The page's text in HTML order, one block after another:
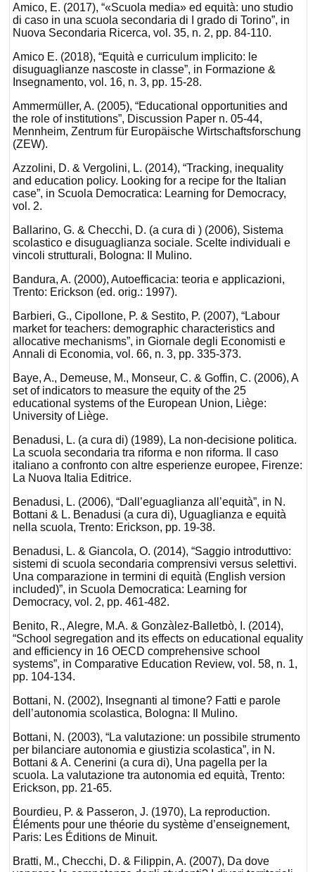
Amico, E. (2017), “«Scuola media» ed equità: uno studio
di caso in una scuola secondaria di I grado di Torino”, in
Nuova Secondaria Ricerca, vol. 35, n. 2, pp. 84-110.
Amico E. (2018), “Equità e curriculum implicito: le
disuguaglianze nascoste in classe”, in Formazione &
Insegnamento, vol. 16, n. 3, pp. 15-28.
Ammermüller, A. (2005), “Educational opportunities and
the role of institutions”, Discussion Paper n. 05-44,
Mennheim, Zentrum für Europäische Wirtschaftsforschung
(ZEW).
Azzolini, D. & Vergolini, L. (2014), “Tracking, inequality
and education policy. Looking for a recipe for the Italian
case”, in Scuola Democratica: Learning for Democracy,
vol. 2.
Ballarino, G. & Checchi, D. (a cura di ) (2006), Sistema
scolastico e disuguaglianza sociale. Scelte individuali e
vincoli strutturali, Bologna: Il Mulino.
Bandura, A. (2000), Autoefficacia: teoria e applicazioni,
Trento: Erickson (ed. orig.: 1997).
Barbieri, G., Cipollone, P. & Sestito, P. (2007), “Labour
market for teachers: demographic characteristics and
allocative mechanisms”, in Giornale degli Economisti e
Annali di Economia, vol. 66, n. 3, pp. 335-373.
Baye, A., Demeuse, M., Monseur, C. & Goffin, C. (2006), A
set of indicators to measure the equity of the 25
educational systems of the European Union, Liège:
University of Liège.
Benadusi, L. (a cura di) (1989), La non-decisione politica.
La scuola secondaria tra riforma e non riforma. Il caso
italiano a confronto con altre esperienze europee, Firenze:
La Nuova Italia Editrice.
Benadusi, L. (2006), “Dall’eguaglianza all’equità”, in N.
Bottani & L. Benadusi (a cura di), Uguaglianza e equità
nella scuola, Trento: Erickson, pp. 19-38.
Benadusi, L. & Giancola, O. (2014), “Saggio introduttivo:
sistemi di scuola secondaria comprensivi versus selettivi.
Una comparazione in termini di equità (English version
included)”, in Scuola Democratica: Learning for
Democracy, vol. 2, pp. 461-482.
Benito, R., Alegre, M.A. & Gonzàlez-Balletbò, I. (2014),
“School segregation and its effects on educational equality
and efficiency in 16 OECD comprehensive school
systems”, in Comparative Education Review, vol. 58, n. 1,
pp. 104-134.
Bottani, N. (2002), Insegnanti al timone? Fatti e parole
dell’autonomia scolastica, Bologna: Il Mulino.
Bottani, N. (2003), “La valutazione: un possibile strumento
per bilanciare autonomia e giustizia scolastica”, in N.
Bottani & A. Cenerini (a cura di), Una pagella per la
scuola. La valutazione tra autonomia ed equità, Trento:
Erickson, pp. 21-65.
Bourdieu, P. & Passeron, J. (1970), La reproduction.
Éléments pour une théorie du système d’enseignement,
Paris: Les Éditions de Minuit.
Bratti, M., Checchi, D. & Filippin, A. (2007), Da dove